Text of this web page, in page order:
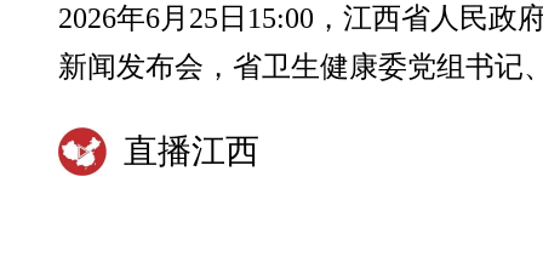
2026年6月25日15:00，江西省人民
新闻发布会，省卫生健康委党组书记
直播江西